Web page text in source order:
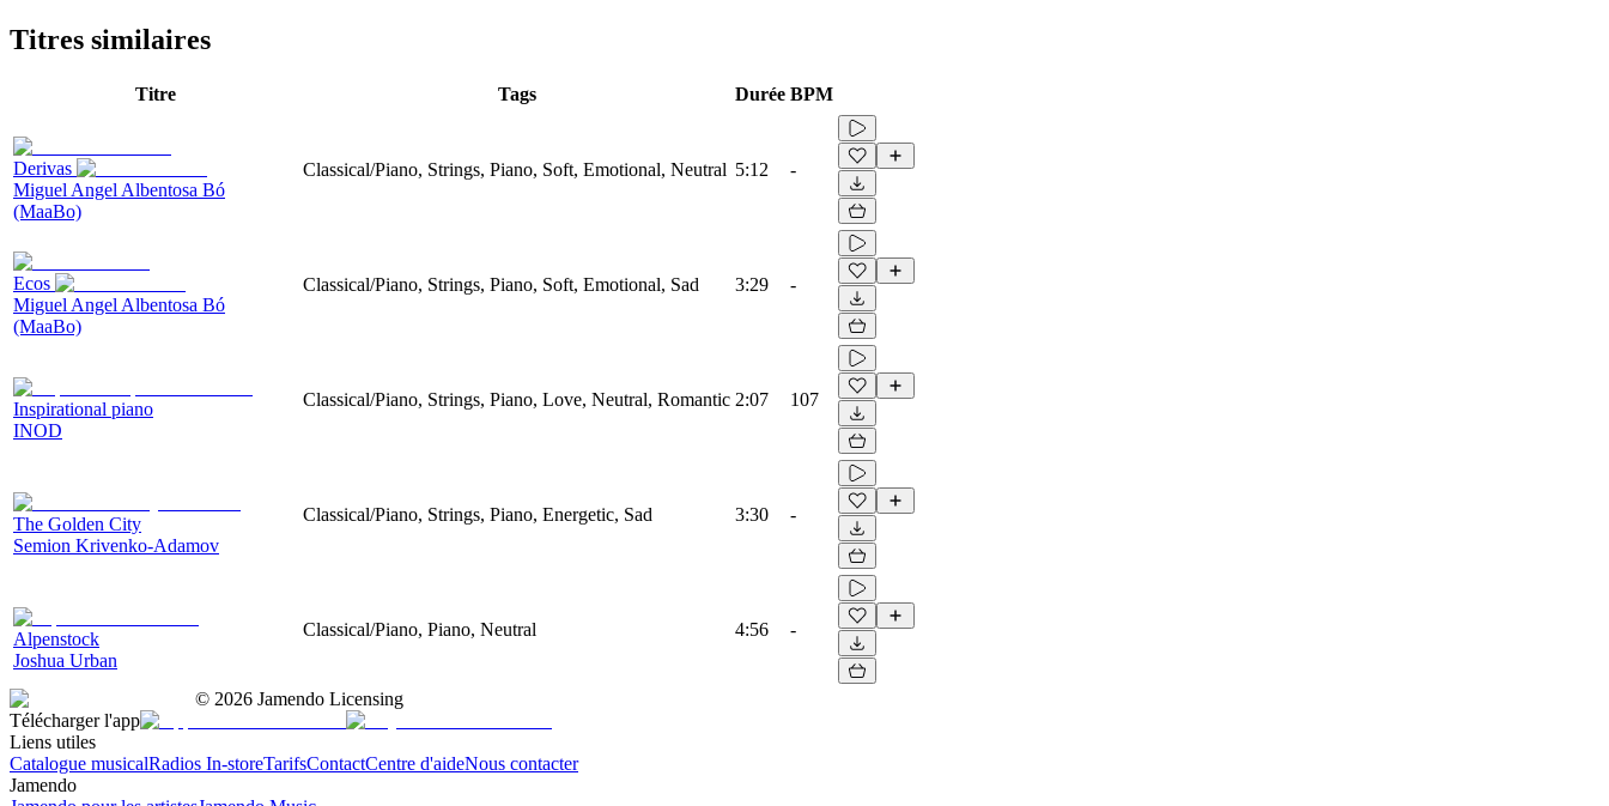
Titres similaires
Titre Tags Durée BPM
Derivas
Miguel Angel Albentosa Bó
(MaaBo)
Classical/Piano, Strings, Piano, Soft, Emotional, Neutral 5:12 -
Ecos
Miguel Angel Albentosa Bó
(MaaBo)
Classical/Piano, Strings, Piano, Soft, Emotional, Sad 3:29 -
Inspirational piano
INOD
Classical/Piano, Strings, Piano, Love, Neutral, Romantic 2:07 107
The Golden City
Semion Krivenko-Adamov
Classical/Piano, Strings, Piano, Energetic, Sad 3:30 -
Alpenstock
Joshua Urban
Classical/Piano, Piano, Neutral 4:56 -
© 2026 Jamendo Licensing
Télécharger l'app
Liens utiles
Catalogue musicalRadios In-storeTarifsContactCentre d'aideNous contacter
Jamendo